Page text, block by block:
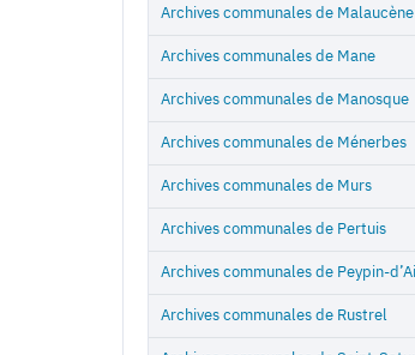
Archives communales de Malaucène
Archives communales de Mane
Archives communales de Manosque
Archives communales de Ménerbes
Archives communales de Murs
Archives communales de Pertuis
Archives communales de Peypin-
Archives communales de Rustrel